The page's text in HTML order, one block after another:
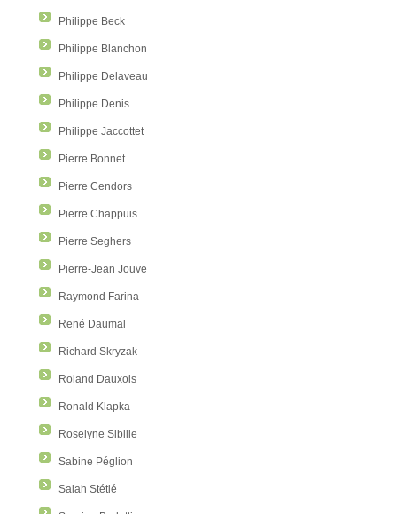
Philippe Beck
Philippe Blanchon
Philippe Delaveau
Philippe Denis
Philippe Jaccottet
Pierre Bonnet
Pierre Cendors
Pierre Chappuis
Pierre Seghers
Pierre-Jean Jouve
Raymond Farina
René Daumal
Richard Skryzak
Roland Dauxois
Ronald Klapka
Roselyne Sibille
Sabine Péglion
Salah Stétié